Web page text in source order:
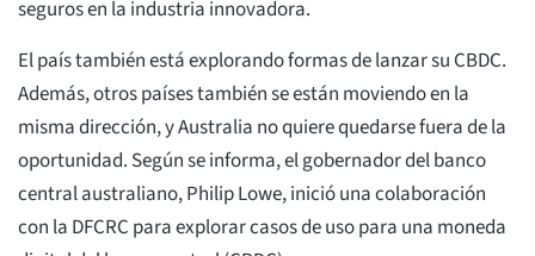
seguros en la industria innovadora.
El país también está explorando formas de lanzar su CBDC.
Además, otros países también se están moviendo en la
misma dirección, y Australia no quiere quedarse fuera de la
oportunidad. Según se informa, el gobernador del banco
central australiano, Philip Lowe, inició una colaboración
con la DFCRC para explorar casos de uso para una moneda